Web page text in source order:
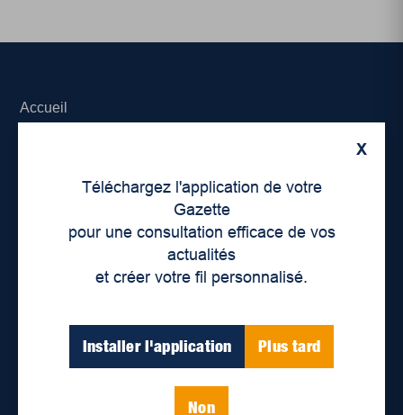
X
Téléchargez l'application de votre
Gazette
pour une consultation efficace de vos
actualités
et créer votre fil personnalisé.
Installer l'application Plus tard
Non
Accueil
Déontologie et confidentialité
Devenir partenaire
Lieux de distribution
Nous joindre
Parutions numériques